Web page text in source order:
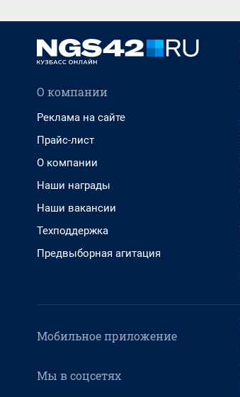
О компании
Реклама на сайте
Прайс-лист
О компании
Наши награды
Наши вакансии
Техподдержка
Предвыборная агитация
Мобильное приложение
Мы в соцсетях